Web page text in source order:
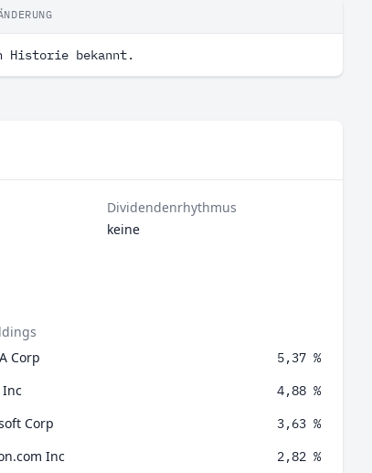
Historie bekannt.
Dividendenrhythmus
keine
Corp
5,37 %
Inc 4,88 %
Corp 3,63 %
Inc 2,82 %